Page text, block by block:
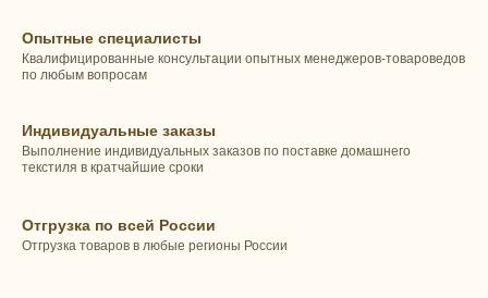
Опытные специалисты
Квалифицированные консультации опытных менеджеров-товароведов
по любым вопросам
Индивидуальные заказы
Выполнение индивидуальных заказов по поставке домашнего
текстиля в кратчайшие сроки
Отгрузка по всей России
Отгрузка товаров в любые регионы России